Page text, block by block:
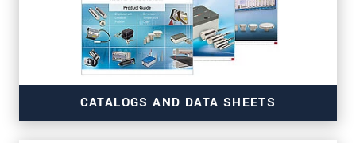
CATALOGS AND DATA SHEETS